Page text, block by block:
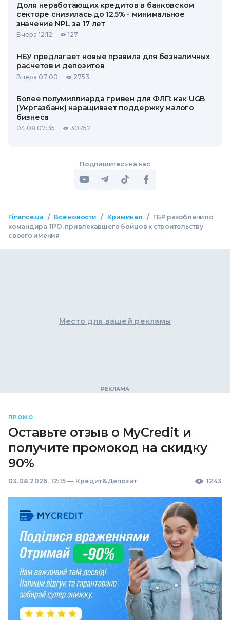
Доля неработающих кредитов в банковском
секторе снизилась до 12,5% - минимальное
значение NPL за 17 лет
Вчера 12:12 127
НБУ предлагает новые правила для безналичных
расчетов и депозитов
Вчера 07:00 2753
Более полумиллиарда гривен для ФЛП: как UGB
(Укргазбанк) наращивает поддержку малого
бизнеса
04.08 07:35 30752
Подпишитесь на нас
Finance.ua / Все новости / Криминал / ГБР разоблачило
командира ТРО, привлекавшего бойцов к строительству
своего имения
Место для вашей рекламы
ПРОМО
Оставьте отзыв о MyCredit и
получите промокод на скидку
90%
03.08.2026, 12:15 — Кредит&Депозит 1243